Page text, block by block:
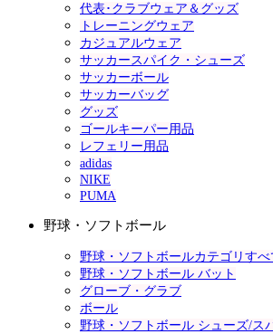
代表･クラブウェア＆グッズ
トレーニングウェア
カジュアルウェア
サッカースパイク・シューズ
サッカーボール
サッカーバッグ
グッズ
ゴールキーパー用品
レフェリー用品
adidas
NIKE
PUMA
野球・ソフトボール
野球・ソフトボールカテゴリすべ
野球・ソフトボール バット
グローブ・グラブ
ボール
野球・ソフトボール シューズ/ス